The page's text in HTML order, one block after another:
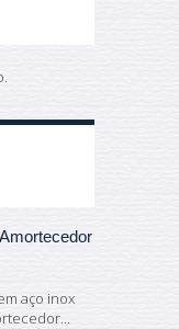
aço inox